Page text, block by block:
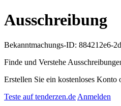
Ausschreibung
Bekanntmachungs-ID: 884212e6-
Finde und Verstehe
Erstellen Sie ein kostenloses Konto
Teste auf tenderzen.de Anmelden